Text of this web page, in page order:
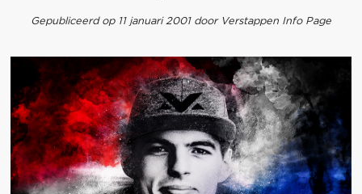
Gepubliceerd op 11 januari 2001 door Verstappen Info Page